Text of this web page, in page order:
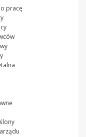
pracę